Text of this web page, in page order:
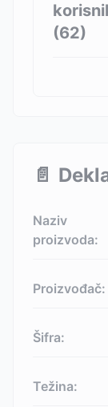
(62)
📄
Naziv
proizvoda:
Proizvođač:
Šifra:
Težina: